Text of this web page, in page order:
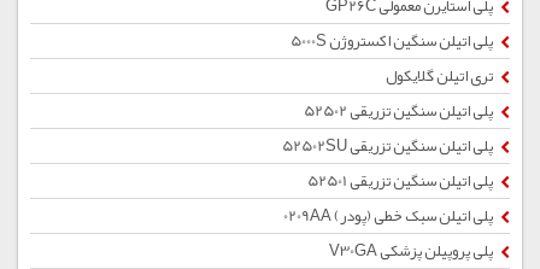
پلی اتیلن سنگین اکستروژن 5000S
تری اتیلن گلایکول
پلی اتیلن سنگین تزریقی 52502
پلی اتیلن سنگین تزریقی 52502SU
پلی اتیلن سنگین تزریقی 52501
پلی اتیلن سبک خطی (پودر) 0209AA
پلی پروپیلن پزشکی V30GA